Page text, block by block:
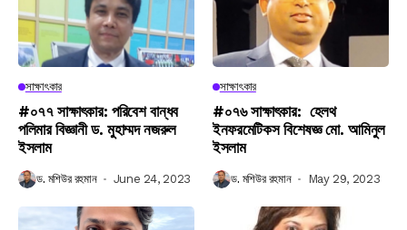
সাক্ষাৎকার
#০৭৭ সাক্ষাৎকার: পরিবেশ বান্ধব
পলিমার বিজ্ঞানী ড. মুহাম্মদ নজরুল
ইসলাম
ড. মশিউর রহমান June 24, 2023
সাক্ষাৎকার
#০৭৬ সাক্ষাৎকার: হেলথ
ইনফরমেটিকস বিশেষজ্ঞ মো. আমিনুল
ইসলাম
ড. মশিউর রহমান May 29, 2023